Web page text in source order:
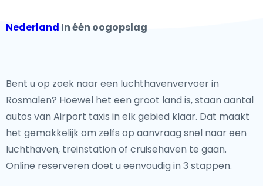
Nederland In één oogopslag
Bent u op zoek naar een luchthavenvervoer in
Rosmalen? Hoewel het een groot land is, staan aantal
autos van Airport taxis in elk gebied klaar. Dat maakt
het gemakkelijk om zelfs op aanvraag snel naar een
luchthaven, treinstation of cruisehaven te gaan.
Online reserveren doet u eenvoudig in 3 stappen.